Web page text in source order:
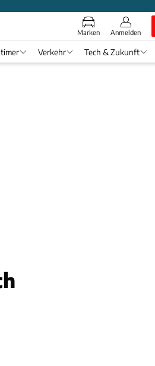
Marken Anmelden
Verkehr Tech & Zukunft